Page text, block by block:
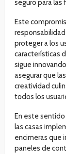
seguro para las
Este
proteger a los
características
sigue
asegurar que
creatividad
todos los
En este sentido
las casas
encimeras que
paneles de